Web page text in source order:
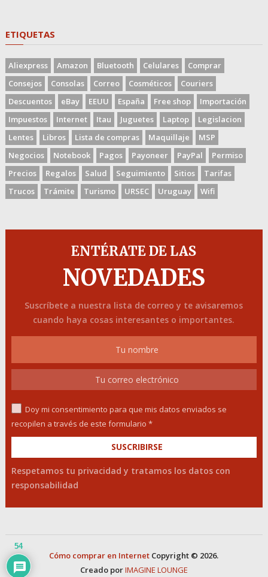
ETIQUETAS
Aliexpress Amazon Bluetooth Celulares
Comprar
Consejos
Consolas Correo Cosméticos
Couriers
Descuentos
eBay EEUU España Free shop
Importación
Impuestos
Internet Itau Juguetes Laptop
Legislacion
Lentes
Libros Lista de compras Maquillaje
MSP
Negocios
Notebook Pagos Payoneer PayPal
Permiso
Precios
Regalos Salud Seguimiento Sitios
Tarifas
Trucos
Trámite Turismo URSEC Uruguay Wifi
ENTÉRATE DE LAS
NOVEDADES
Suscríbete a nuestra lista de correo y te avisaremos
cuando haya cosas interesantes o importantes.
Doy mi consentimiento para que mis datos enviados se
recopilen a través de este formulario *
Respetamos tu privacidad y tratamos los datos con
responsabilidad
Cómo comprar en Internet Copyright © 2026.
Creado porIMAGINE LOUNGE
54